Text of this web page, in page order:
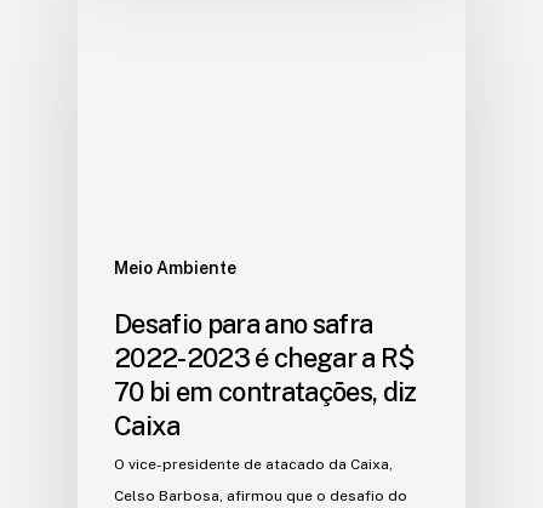
Meio Ambiente
Desafio para ano safra
2022-2023 é chegar a R$
70 bi em contratações, diz
Caixa
O vice-presidente de atacado da Caixa,
Celso Barbosa, afirmou que o desafio do